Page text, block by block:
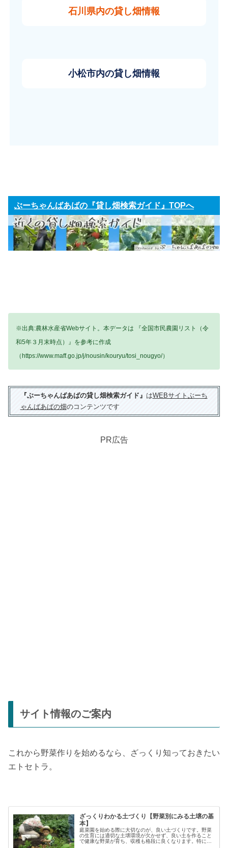
石川県内の貸し畑情報
小松市内の貸し畑情報
ぶーちゃんばあばの『貸し畑検索ガイド』TOPへ
※出典:農林水産省Webサイト。本データは 『全国市民農園リスト（令
和5年３月末時点）』を参考に作成
（https://www.maff.go.jp/j/nousin/kouryu/tosi_nougyo/）
『ぶーちゃんばあばの貸し畑検索ガイド』 はWEBサイトぶーち
ゃんばあばの畑のコンテンツです
PR広告
サイト情報のご案内
これから野菜作りを始めるなら、ざっくり知っておきたい
エトセトラ。
ざっくりわかる土づくり【野菜別にみる土壌の基
本】
庭菜園を始める際に大切なのが、良い土づくりです。野菜
の生育には適切な土壌環境が欠かせず、良い土を作ること
で健康な野菜が育ち、収穫も格段に良くなります。特に初